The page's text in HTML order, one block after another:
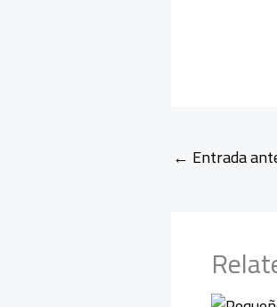
← Entrada